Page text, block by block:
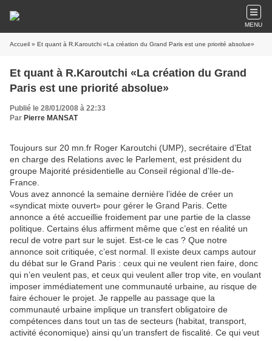
MENU
Accueil » Et quant à R.Karoutchi «La création du Grand Paris est une priorité absolue»
Et quant à R.Karoutchi «La création du Grand
Paris est une priorité absolue»
Publié le 28/01/2008 à 22:33
Par Pierre MANSAT
Toujours sur 20 mn.fr Roger Karoutchi (UMP), secrétaire d’Etat
en charge des Relations avec le Parlement, est président du
groupe Majorité présidentielle au Conseil régional d’Ile-de-
France.
Vous avez annoncé la semaine dernière l’idée de créer un
«syndicat mixte ouvert» pour gérer le Grand Paris. Cette
annonce a été accueillie froidement par une partie de la classe
politique. Certains élus affirment même que c’est en réalité un
recul de votre part sur le sujet. Est-ce le cas ? Que notre
annonce soit critiquée, c’est normal. Il existe deux camps autour
du débat sur le Grand Paris : ceux qui ne veulent rien faire, donc
qui n’en veulent pas, et ceux qui veulent aller trop vite, en voulant
imposer immédiatement une communauté urbaine, au risque de
faire échouer le projet. Je rappelle au passage que la
communauté urbaine implique un transfert obligatoire de
compétences dans tout un tas de secteurs (habitat, transport,
activité économique) ainsi qu’un transfert de fiscalité. Ce qui veut